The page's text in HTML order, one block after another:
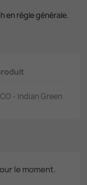
en règle générale.
- Indian Green
le moment.